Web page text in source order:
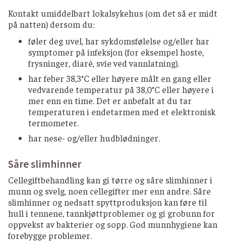
Kontakt umiddelbart lokalsykehus (om det så er midt
på natten) dersom du:
føler deg uvel, har sykdomsfølelse og/eller har
symptomer på infeksjon (for eksempel hoste,
frysninger, diaré, svie ved vannlatning).
har feber 38,3°C eller høyere målt en gang eller
vedvarende temperatur på 38,0°C eller høyere i
mer enn en time. Det er anbefalt at du tar
temperaturen i endetarmen med et elektronisk
termometer.
har nese- og/eller hudblødninger.
Såre slimhinner
Cellegiftbehandling kan gi tørre og såre slimhinner i
munn og svelg, noen cellegifter mer enn andre. Såre
slimhinner og nedsatt spyttproduksjon kan føre til
hull i tennene, tannkjøttproblemer og gi grobunn for
oppvekst av bakterier og sopp. God munnhygiene kan
forebygge problemer.